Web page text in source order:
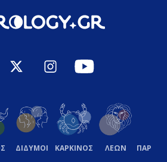
ΔΙΔΥΜΟΙ ΚΑΡΚΙΝΟΣ ΛΕΩΝ